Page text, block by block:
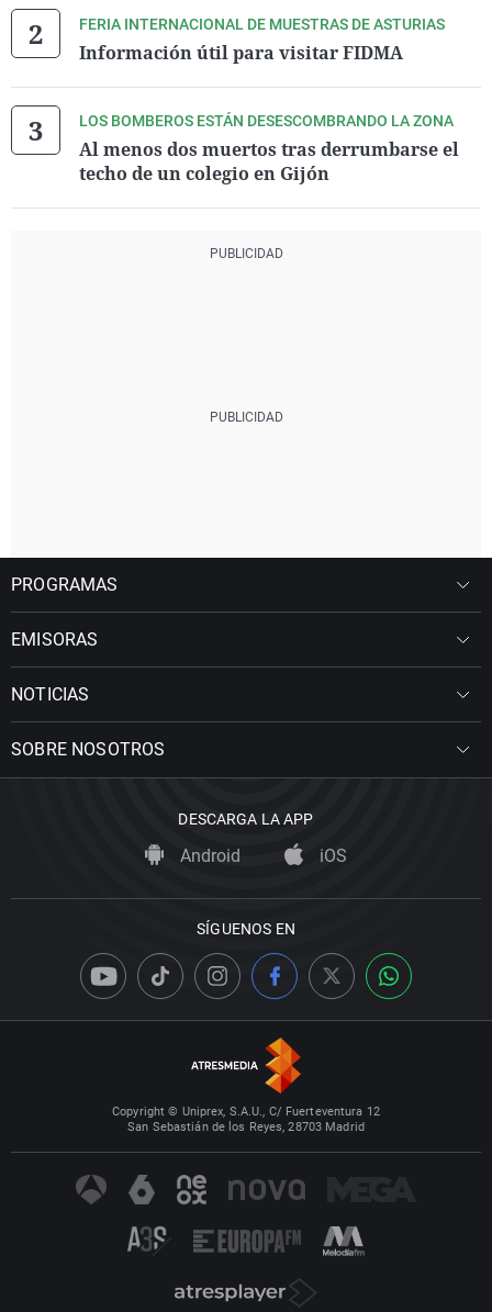
FERIA INTERNACIONAL DE MUESTRAS DE ASTURIAS
Información útil para visitar FIDMA
LOS BOMBEROS ESTÁN DESESCOMBRANDO LA ZONA
Al menos dos muertos tras derrumbarse el
techo de un colegio en Gijón
PROGRAMAS
EMISORAS
NOTICIAS
SOBRE NOSOTROS
DESCARGA LA APP
Android iOS
SÍGUENOS EN
Copyright © Uniprex, S.A.U., C/ Fuerteventura 12
San Sebastián de los Reyes, 28703 Madrid